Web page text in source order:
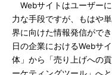
Webサイトはユーザー
力な手段ですが、もはや
界に向けた情報発信がで
日の企業におけるWebサ
体」から「売り上げへの